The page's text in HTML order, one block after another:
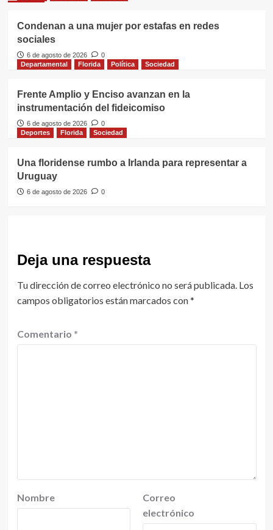
Condenan a una mujer por estafas en redes
sociales
6 de agosto de 2026
0
Departamental
Florida Política Sociedad
Frente Amplio y Enciso avanzan en la
instrumentación del fideicomiso
6 de agosto de 2026
0
Deportes
Florida Sociedad
Una floridense rumbo a Irlanda para representar a
Uruguay
6 de agosto de 2026 0
Deja una respuesta
Tu dirección de correo electrónico no será publicada. Los
campos obligatorios están marcados con*
Comentario *
Nombre
Correo
electrónico